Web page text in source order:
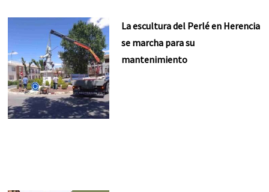
La escultura del Perlé en Herencia
se marcha para su
mantenimiento